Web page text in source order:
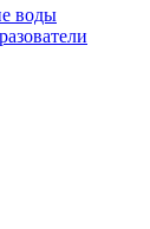
воды